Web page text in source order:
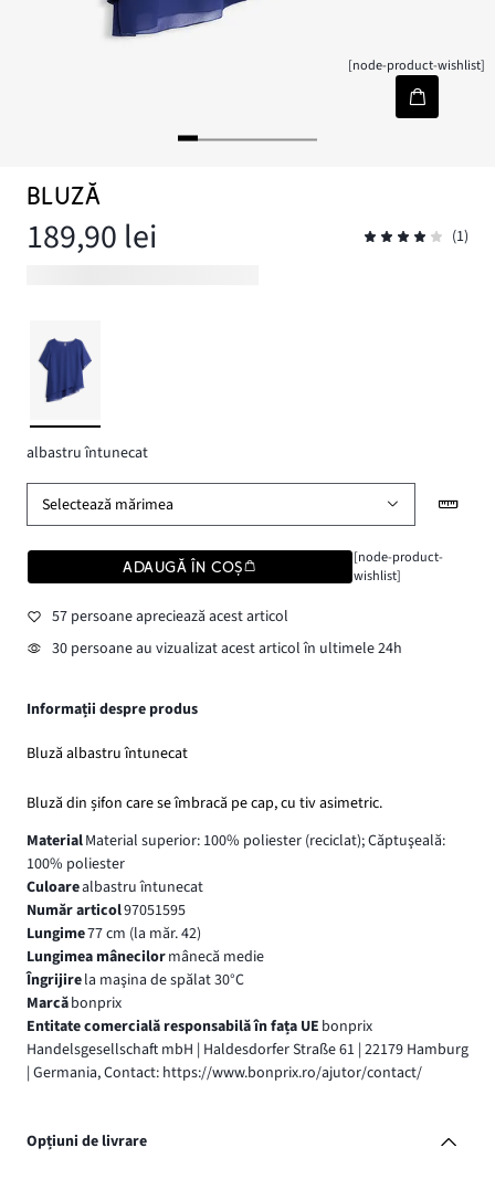
[node-product-wishlist]
BLUZĂ
189,90 lei (1)
albastru întunecat
Selectează mărimea
ADAUGĂ ÎN COȘ
[node-product-
wishlist]
57 persoane apreciează acest articol
30 persoane au vizualizat acest articol în ultimele 24h
Informații despre produs
Bluză albastru întunecat
Bluză din șifon care se îmbracă pe cap, cu tiv asimetric.
MaterialMaterial superior: 100% poliester (reciclat); Căptuşeală:
100% poliester
Culoarealbastru întunecat
Număr articol97051595
Lungime77 cm (la măr. 42)
Lungimea mânecilormânecă medie
Îngrijirela maşina de spălat 30°C
Marcăbonprix
Entitate comercială responsabilă în fața UE bonprix
Handelsgesellschaft mbH | Haldesdorfer Straße 61 | 22179 Hamburg
| Germania, Contact: https://www.bonprix.ro/ajutor/contact/
Opțiuni de livrare